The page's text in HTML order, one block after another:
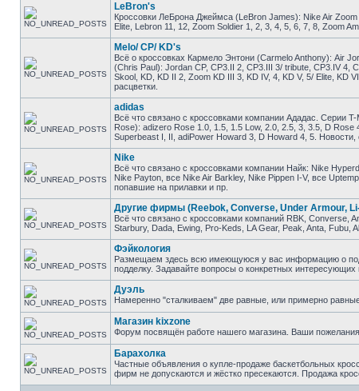
LeBron's
Кроссовки ЛеБрона Джеймса (LeBron James): Nike Air
Elite, Lebron 11, 12, Zoom Soldier 1, 2, 3, 4, 5, 6, 7, 8, Zoom
Melo/ CP/ KD's
Всё о кроссовках Кармело Энтони (Carmelo Anthony): Air
(Chris Paul): Jordan CP, CP3.II 2, CP3.III 3/ tribute, CP3.IV 4,
Skool, KD, KD II 2, Zoom KD III 3, KD IV, 4, KD V, 5/ Elite, KD
расцветки.
adidas
Всё что связано с кроссовками компании Ададас. Серии
Rose): adizero Rose 1.0, 1.5, 1.5 Low, 2.0, 2.5, 3, 3.5, D
Superbeast I, II, adiPower Howard 3, D Howard 4, 5.
Nike
Всё что связано с кроссовками компании Найк: Nike
Nike Payton, все Nike Air Barkley, Nike Pippen I-V, все
попавшие на прилавки и пр.
Другие фирмы (Reebok, Converse, Under Armour,
Всё что связано с кроссовками компаний RBK, Converse,
Starbury, Dada, Ewing, Pro-Keds, LA Gear, Peak, Anta, Fubu,
Фэйкология
Размещаем здесь всю имеющуюся у вас информацию о
подделку. Задавайте вопросы о конкретных интересующих
Дуэль
Намеренно "сталкиваем" две равные, или примерно
Магазин kixzone
Форум посвящён работе нашего магазина. Ваши
Барахолка
Частные объявления о купле-продаже баскетбольных
фирм не допускаются и жёстко пресекаются. Продажа